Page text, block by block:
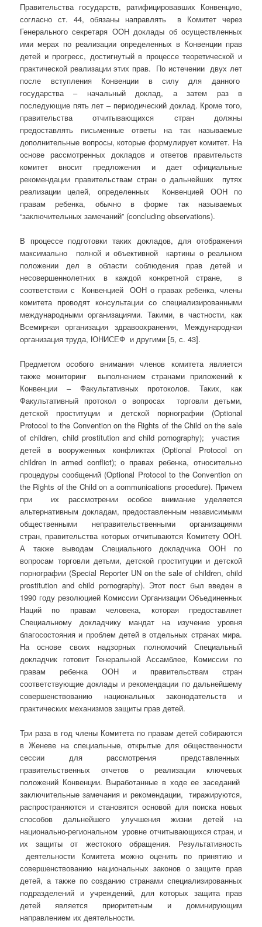
Правительства государств, ратифицировавших Конвенцию,
согласно ст. 44, обязаны направлять в Комитет через
Генерального секретаря ООН доклады об осуществленных
ими мерах по реализации определенных в Конвенции прав
детей и прогресс, достигнутый в процессе теоретической и
практической реализации этих прав. По истечении двух лет
после вступления Конвенции в силу для данного
государства – начальный доклад, а затем раз в
последующие пять лет – периодический доклад. Кроме того,
правительства отчитывающихся стран должны
предоставлять письменные ответы на так называемые
дополнительные вопросы, которые формулирует комитет. На
основе рассмотренных докладов и ответов правительств
комитет вносит предложения и дает официальные
рекомендации правительствам стран о дальнейших путях
реализации целей, определенных Конвенцией ООН по
правам ребенка, обычно в форме так называемых
“заключительных замечаний” (concluding observations).
В процессе подготовки таких докладов, для отображения
максимально полной и объективной картины о реальном
положении дел в области соблюдения прав детей и
несовершеннолетних в каждой конкретной стране, в
соответствии с Конвенцией ООН о правах ребенка, члены
комитета проводят консультации со специализированными
международными организациями. Такими, в частности, как
Всемирная организация здравоохранения, Международная
организация труда, ЮНИСЕФ и другими [5, с. 43].
Предметом особого внимания членов комитета является
также мониторинг выполнением странами приложений к
Конвенции – Факультативных протоколов. Таких, как
Факультативный протокол о вопросах торговли детьми,
детской проституции и детской порнографии (Optional
Protocol to the Convention on the Rights of the Child on the sale
of children, child prostitution and child pornography); участия
детей в вооруженных конфликтах (Optional Protocol on
children in armed conflict); о правах ребенка, относительно
процедуры сообщений (Optional Protocol to the Convention on
the Rights of the Child on a communications procedure). Причем
при их рассмотрении особое внимание уделяется
альтернативным докладам, предоставленным независимыми
общественными неправительственными организациями
стран, правительства которых отчитываются Комитету ООН.
А также выводам Специального докладчика ООН по
вопросам торговли детьми, детской проституции и детской
порнографии (Special Reporter UN on the sale of children, child
prostitution and child pornography). Этот пост был введен в
1990 году резолюцией Комиссии Организации Объединенных
Наций по правам человека, которая предоставляет
Специальному докладчику мандат на изучение уровня
благосостояния и проблем детей в отдельных странах мира.
На основе своих надзорных полномочий Специальный
докладчик готовит Генеральной Ассамблее, Комиссии по
правам ребенка ООН и правительствам стран
соответствующие доклады и рекомендации по дальнейшему
совершенствованию национальных законодательств и
практических механизмов защиты прав детей.
Три раза в год члены Комитета по правам детей собираются
в Женеве на специальные, открытые для общественности
сессии для рассмотрения представленных
правительственных отчетов о реализации ключевых
положений Конвенции. Выработанные в ходе ее заседаний
заключительные замечания и рекомендации, тиражируются,
распространяются и становятся основой для поиска новых
способов дальнейшего улучшения жизни детей на
национально-региональном уровне отчитывающихся стран, и
их защиты от жестокого обращения. Результативность
деятельности Комитета можно оценить по принятию и
совершенствованию национальных законов о защите прав
детей, а также по созданию странами специализированных
подразделений и учреждений, для которых защита прав
детей является приоритетным и доминирующим
направлением их деятельности.